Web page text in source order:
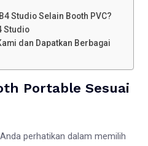
Studio Selain Booth PVC?
Studio
dan Dapatkan Berbagai
Portable Sesuai
perhatikan dalam memilih